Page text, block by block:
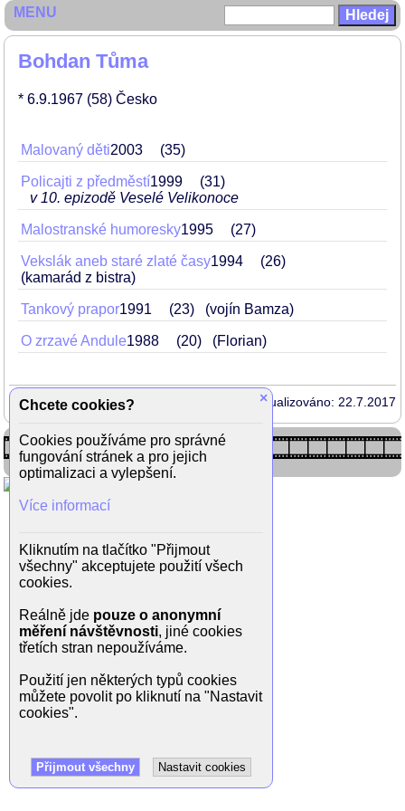
Bohdan Tůma
* 6.9.1967 (58) Česko
Malovaný děti2003 35
Policajti z předměstí1999
31
v 10. epizodě Veselé Velikonoce
Malostranské humoresky1995 27
Vekslák aneb staré zlaté časy1994
26
(kamarád z bistra)
Tankový prapor1991 23 (vojín Bamza)
O zrzavé Andule1988 20 (Florian)
Aktualizováno: 22.7.2017
MENU
×
Chcete cookies?
Cookies používáme pro správné
fungování stránek a pro jejich
optimalizaci a vylepšení.
Více informací
Kliknutím na tlačítko "Přijmout
všechny" akceptujete použití všech
cookies.
Reálně jde pouze o anonymní
měření návštěvnosti, jiné cookies
třetích stran nepoužíváme.
Použití jen některých typů cookies
můžete povolit po kliknutí na "Nastavit
cookies".
Přijmout všechny Nastavit cookies